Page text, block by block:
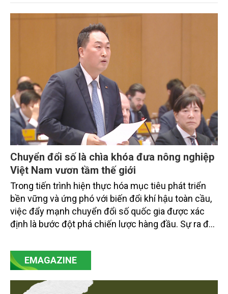
trình thu hút sự tham gia của đông đảo đại biểu đến
từ các cơ quan quản lý nhà nước, đơn vị nghiên cứu,
doanh nghiệp, hợp tác xã và nông dân đang trực
tiếp triển khai mô hình sản xuất lúa phát thải thấp.
Chuyển đổi số là chìa khóa đưa nông nghiệp
Việt Nam vươn tầm thế giới
Trong tiến trình hiện thực hóa mục tiêu phát triển
bền vững và ứng phó với biến đổi khí hậu toàn cầu,
việc đẩy mạnh chuyển đổi số quốc gia được xác
định là bước đột phá chiến lược hàng đầu. Sự ra đời
mạnh mẽ, thúc đẩy quá trình cải cách toàn diện,
minh bạch hóa chuỗi cung ứng và nâng cao hiệu
then chốt là nông nghiệp và môi trường.
EMAGAZINE